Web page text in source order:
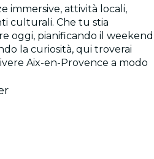
immersive, attività locali,
culturali. Che tu stia
oggi, pianificando il weekend
la curiosità, qui troverai
Aix-en-Provence a modo